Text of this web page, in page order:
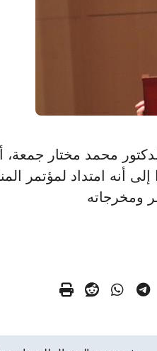
محمد مختار جمعة،
أنه امتداد لمؤتمر
ومخرجاته